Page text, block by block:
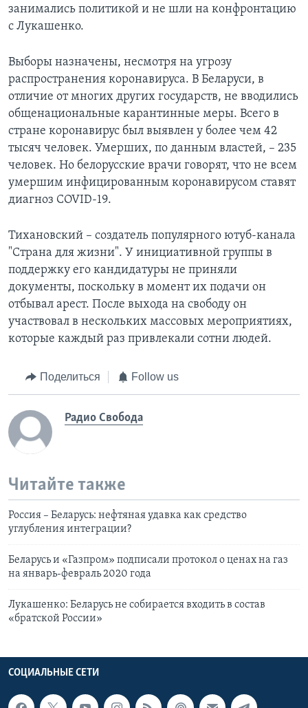
занимались политикой и не шли на конфронтацию
с Лукашенко.
Выборы назначены, несмотря на угрозу
распространения коронавируса. В Беларуси, в
отличие от многих других государств, не вводились
общенациональные карантинные меры. Всего в
стране коронавирус был выявлен у более чем 42
тысяч человек. Умерших, по данным властей, – 235
человек. Но белорусские врачи говорят, что не всем
умершим инфицированным коронавирусом ставят
диагноз COVID-19.
Тихановский – создатель популярного ютуб-канала
"Страна для жизни". У инициативной группы в
поддержку его кандидатуры не приняли
документы, поскольку в момент их подачи он
отбывал арест. После выхода на свободу он
участвовал в нескольких массовых мероприятиях,
которые каждый раз привлекали сотни людей.
Поделиться Follow us
Радио Свобода
Читайте также
Россия – Беларусь: нефтяная удавка как средство
углубления интеграции?
Беларусь и «Газпром» подписали протокол о ценах на газ
на январь-февраль 2020 года
Лукашенко: Беларусь не собирается входить в состав
«братской России»
СОЦИАЛЬНЫЕ СЕТИ